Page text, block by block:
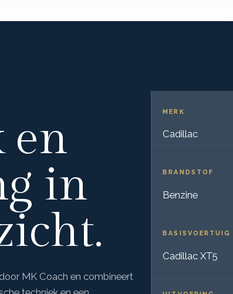
en
in
MK Coach en combineert
MERK
Cadillac
BRANDSTOF
Benzine
BASISVOERTUIG
Cadillac XT5